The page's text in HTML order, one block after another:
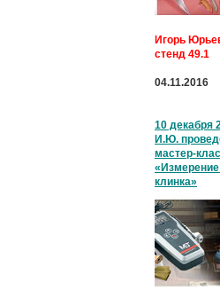
Игорь
стенд 49.1
04.11.2016
10 декабря
И.Ю.
мастер-
клинка»